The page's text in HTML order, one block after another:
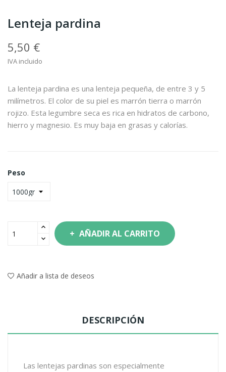
Lenteja pardina
5,50 €
IVA incluido
La lenteja pardina es una lenteja pequeña, de entre 3 y 5
milímetros. El color de su piel es marrón tierra o marrón
rojizo. Esta legumbre seca es rica en hidratos de carbono,
hierro y magnesio. Es muy baja en grasas y calorías.
Peso
AÑADIR AL CARRITO
Añadir a lista de deseos
DESCRIPCIÓN
Las lentejas pardinas son especialmente